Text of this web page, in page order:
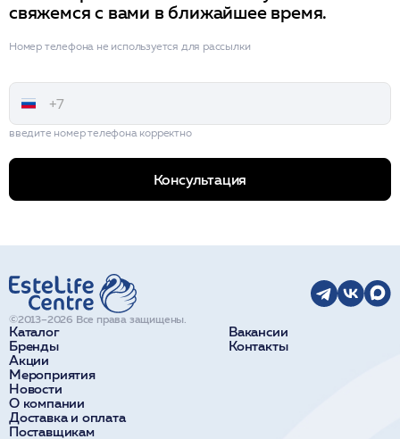
свяжемся с вами в ближайшее время.
Номер телефона не используется для рассылки
введите номер телефона корректно
Консультация
Каталог
Бренды
Акции
Мероприятия
Новости
О компании
Доставка и оплата
Поставщикам
Вакансии
Контакты
©2013–2026 Все права защищены.